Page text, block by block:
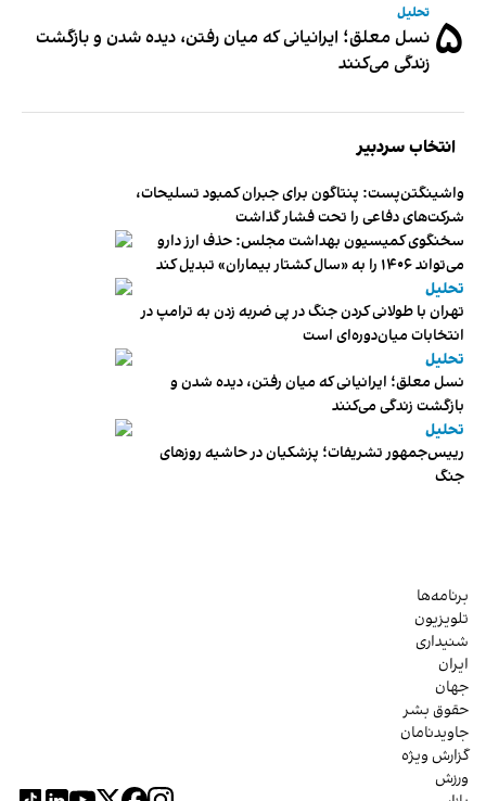
۵ تحلیل
نسل معلق؛ ایرانیانی که میان رفتن، دیده شدن و بازگشت
زندگی می‌کنند
انتخاب سردبیر
واشینگتن‌پست: پنتاگون برای جبران کمبود تسلیحات،
شرکت‌های دفاعی را تحت فشار گذاشت
سخنگوی کمیسیون بهداشت مجلس: حذف ارز دارو
می‌تواند ۱۴۰۶ را به «سال کشتار بیماران» تبدیل کند
تحلیل
تهران با طولانی کردن جنگ در پی ضربه زدن به ترامپ در
انتخابات میان‌دوره‌ای است
تحلیل
نسل معلق؛ ایرانیانی که میان رفتن، دیده شدن و
بازگشت زندگی می‌کنند
تحلیل
رییس‌جمهور تشریفات؛ پزشکیان در حاشیه روزهای
جنگ
برنامه‌ها
تلویزیون
شنیداری
ایران
جهان
حقوق بشر
جاویدنامان
گزارش ویژه
ورزش